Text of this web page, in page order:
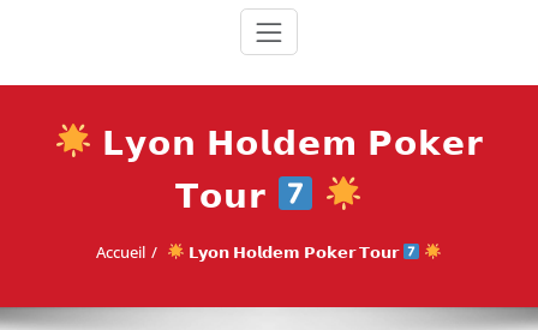
𝗟𝘆𝗼𝗻 𝗛𝗼𝗹𝗱𝗲𝗺 𝗣𝗼𝗸𝗲𝗿
𝗧𝗼𝘂𝗿
Accueil 𝗟𝘆𝗼𝗻 𝗛𝗼𝗹𝗱𝗲𝗺 𝗣𝗼𝗸𝗲𝗿 𝗧𝗼𝘂𝗿